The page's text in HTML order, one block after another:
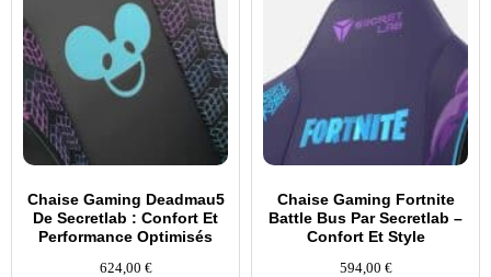
Chaise Gaming Deadmau5
De Secretlab : Confort Et
Performance Optimisés
624,00 €
Chaise Gaming Fortnite
Battle Bus Par Secretlab –
Confort Et Style
594,00 €